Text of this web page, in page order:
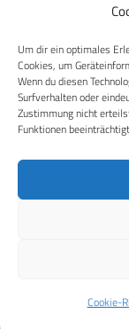
Um dir ein optimales
Cookies, um
Wenn du diesen
Surfverhalten oder
Zustimmung nicht
Funktionen
Cookie-
Cookie-
© 2026